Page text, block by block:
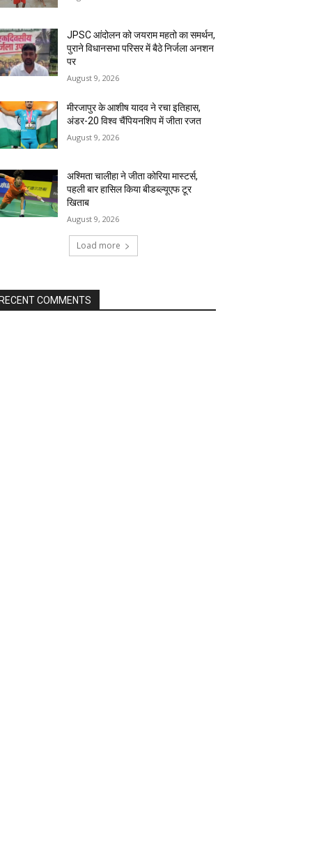
JPSC आंदोलन को जयराम महतो का समर्थन,
पुराने विधानसभा परिसर में बैठे निर्जला अनशन
पर
August 9, 2026
मीरजापुर के आशीष यादव ने रचा इतिहास,
अंडर-20 विश्व चैंपियनशिप में जीता रजत
August 9, 2026
अश्मिता चालीहा ने जीता कोरिया मास्टर्स,
पहली बार हासिल किया बीडब्ल्यूएफ टूर
खिताब
August 9, 2026
Load more
COMMENTS